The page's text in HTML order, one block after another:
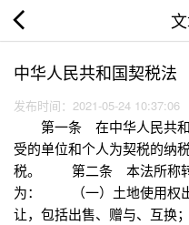
中华人民共和国契税法
发布时间：2021-05-24 10:37:06
第一条 在中华人民共和
受的单位和个人为契税的纳
税。 第二条 本法所称转
为： （一）土地使用权
让，包括出售、赠与、互